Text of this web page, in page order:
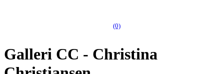
(0)
Galleri CC - Christina